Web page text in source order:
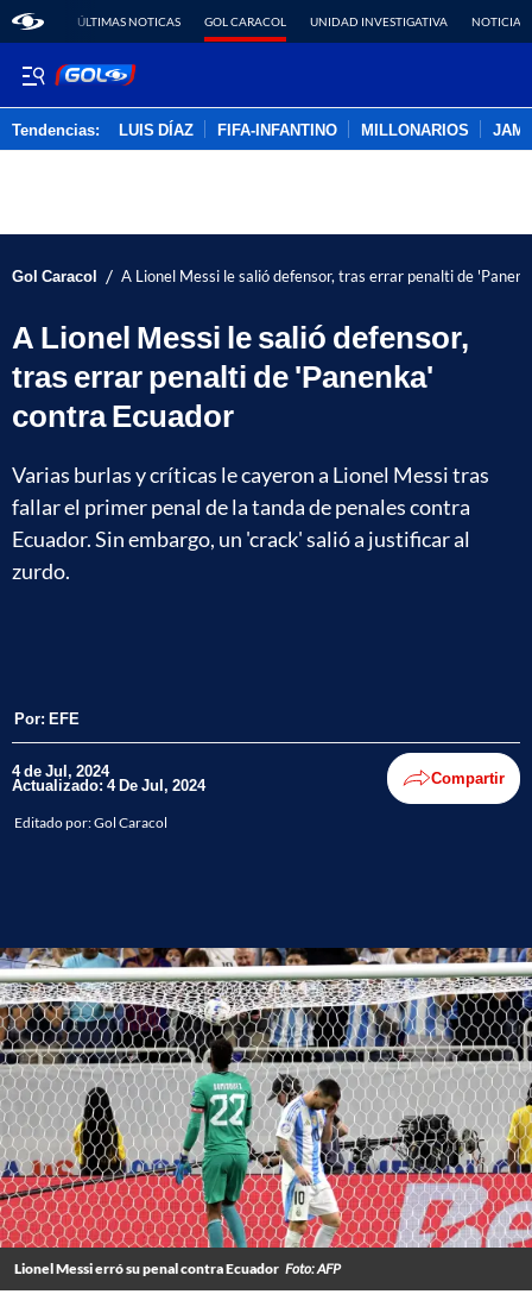
ÚLTIMAS NOTICAS GOL CARACOL UNIDAD INVESTIGATIVA NOTICIAS
Tendencias: LUIS DÍAZ FIFA-INFANTINO MILLONARIOS
Gol Caracol / A Lionel Messi le salió defensor, tras errar penalti de
A Lionel Messi le salió defensor,
tras errar penalti de 'Panenka'
contra Ecuador
Varias burlas y críticas le cayeron a Lionel Messi tras
fallar el primer penal de la tanda de penales contra
Ecuador. Sin embargo, un 'crack' salió a justificar al
zurdo.
Por: EFE
4 de Jul, 2024
Actualizado: 4 De Jul, 2024 Compartir
Editado por:Gol Caracol
Lionel Messi erró su penal contra Ecuador Foto: AFP